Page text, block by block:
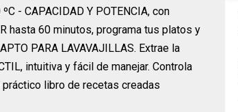
- CAPACIDAD Y POTENCIA, con
hasta 60 minutos, programa tus platos y
PARA LAVAVAJILLAS. Extrae la
intuitiva y fácil de manejar. Controla
libro de recetas creadas